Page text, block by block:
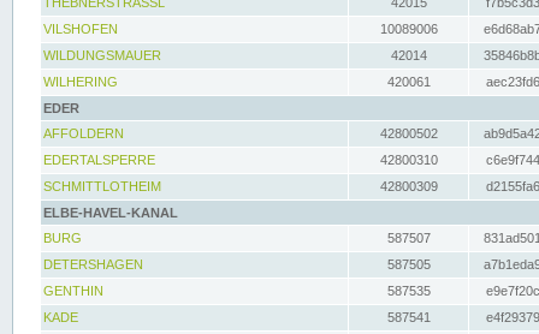
VILSHOFEN
10089006
WILDUNGSMAUER
42014
WILHERING
420061
EDER
AFFOLDERN
42800502
EDERTALSPERRE
42800310
SCHMITTLOTHEIM
42800309
ELBE-HAVEL-KANAL
BURG
587507
DETERSHAGEN
587505
GENTHIN
587535
KADE
587541